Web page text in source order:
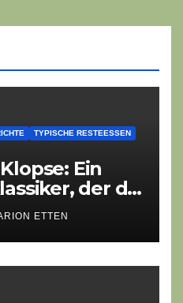
TYPISCHE RESTEESSEN
Ein
der die
ETTEN